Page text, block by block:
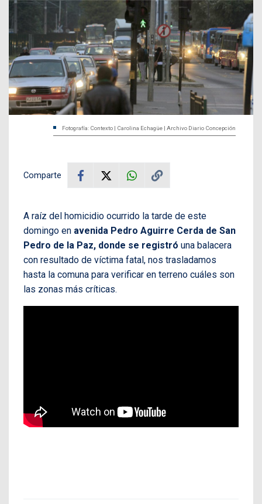
Fotografía: Contexto | Carolina Echagüe | Archivo Diario Concepción
Comparte
A raíz del homicidio ocurrido la tarde de este
domingo en avenida Pedro Aguirre Cerda de San
Pedro de la Paz, donde se registró una balacera
con resultado de víctima fatal, nos trasladamos
hasta la comuna para verificar en terreno cuáles son
las zonas más críticas.